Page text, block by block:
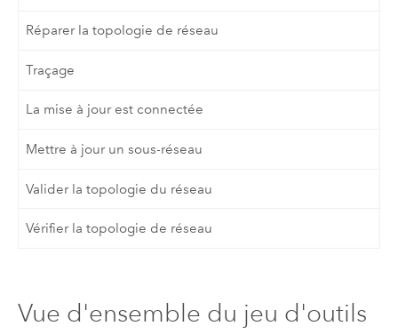
Réparer la topologie de réseau
Traçage
La mise à jour est connectée
Mettre à jour un sous-réseau
Valider la topologie du réseau
Vérifier la topologie de réseau
Vue d'ensemble du jeu d'outils